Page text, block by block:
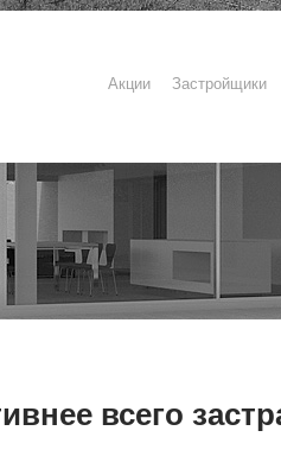
Акции Застройщики
всего